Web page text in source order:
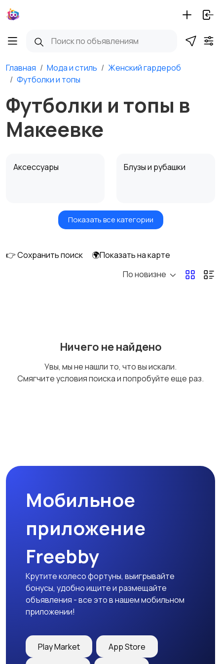
Главная Мода и стиль
Женский гардероб
Футболки и топы
Футболки и топы в
Макеевке
Аксессуары Блузы и рубашки
Будущим мамам Верхняя одежда
Домашняя одежда
Трикотаж Спортивная одежда
Футболки и топы
одежда
Показать все категории
👉 Сохранить поиск
🌍Показать на карте
По новизне
Ничего не найдено
Увы, мы не нашли то, что вы искали.
Смягчите условия поиска и попробуйте еще раз.
Мобильное
приложение
Freebby
Крутите колесо фортуны, выигрывайте
бонусы, удобно ищите и размещайте
объявления - все это в нашем мобильном
приложении!
Play Market App Store